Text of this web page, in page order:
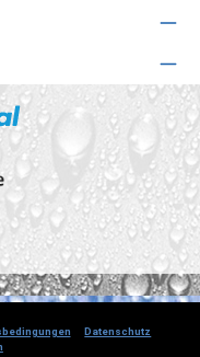
Datenschutz